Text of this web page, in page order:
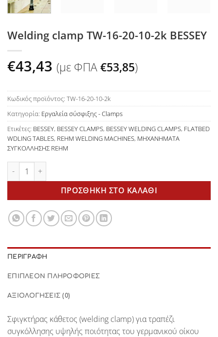
Welding clamp TW-16-20-10-2k BESSEY
€43,43 (με ΦΠΑ€53,85)
Κωδικός προϊόντος: TW-16-20-10-2k
Κατηγορία: Εργαλεία σύσφιξης - Clamps
Ετικέτες: BESSEY, BESSEY CLAMPS, BESSEY WELDING CLAMPS, FLATBED
WDLING TABLES, REHM WELDING MACHINES, ΜΗΧΑΝΗΜΑΤΑ
ΣΥΓΚΟΛΛΗΣΗΣ REHM
Welding clamp TW-16-20-10-2k BESSEY ποσότητα
ΠΡΟΣΘΉΚΗ ΣΤΟ ΚΑΛΆΘΙ
ΠΕΡΙΓΡΑΦΉ
ΕΠΙΠΛΈΟΝ ΠΛΗΡΟΦΟΡΊΕΣ
ΑΞΙΟΛΟΓΉΣΕΙΣ (0)
Σφιγκτήρας κάθετος (welding clamp) για τραπέζι
συγκόλλησης υψηλής ποιότητας του γερμανικού οίκου